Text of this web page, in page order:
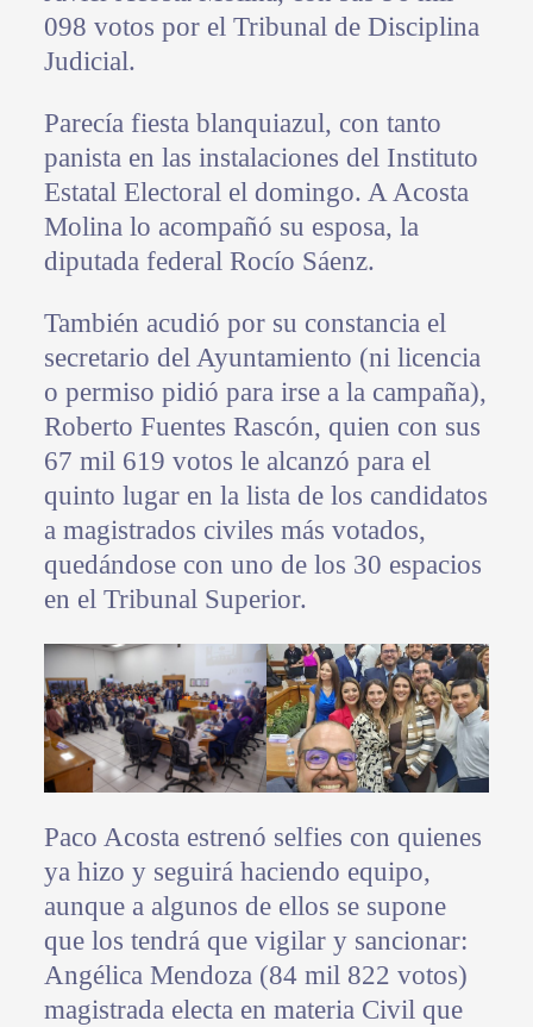
098 votos por el Tribunal de Disciplina
Judicial.
Parecía fiesta blanquiazul, con tanto
panista en las instalaciones del Instituto
Estatal Electoral el domingo. A Acosta
Molina lo acompañó su esposa, la
diputada federal Rocío Sáenz.
También acudió por su constancia el
secretario del Ayuntamiento (ni licencia
o permiso pidió para irse a la campaña),
Roberto Fuentes Rascón, quien con sus
67 mil 619 votos le alcanzó para el
quinto lugar en la lista de los candidatos
a magistrados civiles más votados,
quedándose con uno de los 30 espacios
en el Tribunal Superior.
Paco Acosta estrenó selfies con quienes
ya hizo y seguirá haciendo equipo,
aunque a algunos de ellos se supone
que los tendrá que vigilar y sancionar:
Angélica Mendoza (84 mil 822 votos)
magistrada electa en materia Civil que